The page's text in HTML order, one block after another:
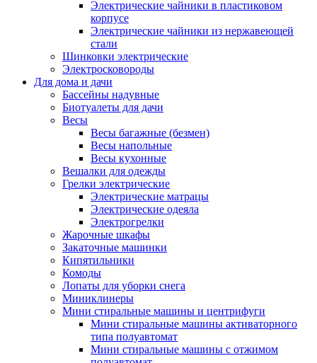
Электрические чайники в пластиковом
корпусе
Электрические чайники из нержавеющей
стали
Шинковки электрические
Электросковороды
Для дома и дачи
Бассейны надувные
Биотуалеты для дачи
Весы
Весы багажные (безмен)
Весы напольные
Весы кухонные
Вешалки для одежды
Грелки электрические
Электрические матрацы
Электрические одеяла
Электрогрелки
Жарочные шкафы
Закаточные машинки
Кипятильники
Комоды
Лопаты для уборки снега
Миниклинеры
Мини стиральные машины и центрифуги
Мини стиральные машины активаторного
типа полуавтомат
Мини стиральные машины с отжимом